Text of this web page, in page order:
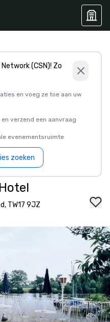
(CSN)! Zo
en voeg ze toe aan uw
verzend een aanvraag
evenementsruimte
zoeken
TW17 9JZ